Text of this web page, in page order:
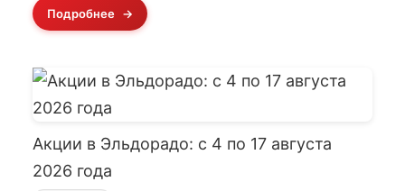
Подробнее
Акции в Эльдорадо: с 4 по 17 августа
2026 года